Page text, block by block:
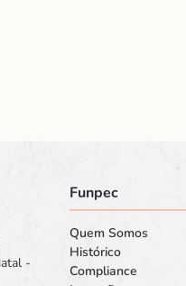
-
Funpec
Quem Somos
Histórico
Compliance